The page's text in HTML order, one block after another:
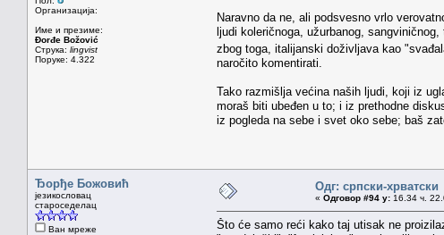
Организација:
Име и презиме:
Đorđe Božović
Струка: lingvist
Поруке: 4.322
Naravno da ne, ali podsvesno vrlo
ljudi koleričnoga, užurbanog,
zbog toga, italijanski doživljava kao
naročito komentirati.
Tako razmišlja većina naših ljudi, koji iz
moraš biti ubeđen u to; i iz prethodne
iz pogleda na sebe i svet oko sebe; baš
Ђорђе Божовић
језикословац
староседелац
Ван мреже
Одг: српски-хрватски
« Одговор #94 у: 16.34 ч.
Što će samo reći kako taj utisak ne